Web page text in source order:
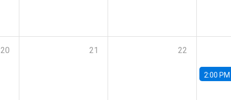
20 21 22
2:00 PM